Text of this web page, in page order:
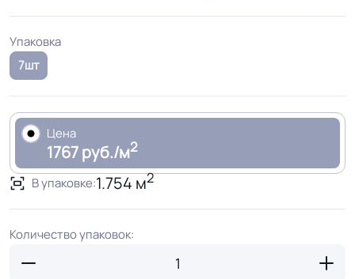
Упаковка
7шт
Цена
1767 руб./м2
В упаковке:1.754 м2
Количество упаковок: